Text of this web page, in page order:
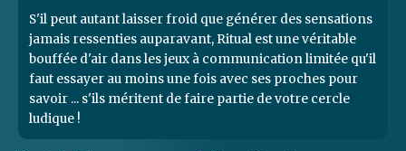
S'il peut autant laisser froid que générer des sensations
jamais ressenties auparavant, Ritual est une véritable
bouffée d'air dans les jeux à communication limitée qu'il
faut essayer au moins une fois avec ses proches pour
savoir ... s'ils méritent de faire partie de votre cercle
ludique !